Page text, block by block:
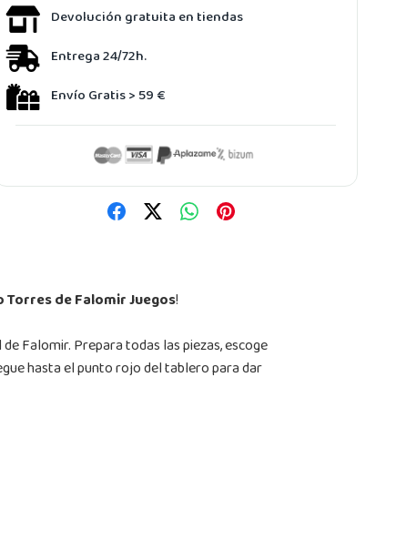
Devolución gratuita en tiendas
Entrega 24/72h.
Envío Gratis > 59 €
de Falomir Juegos!
Falomir. Prepara todas las piezas, escoge
hasta el punto rojo del tablero para dar